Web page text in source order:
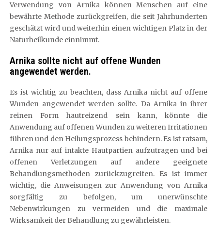
Verwendung von Arnika können Menschen auf eine
bewährte Methode zurückgreifen, die seit Jahrhunderten
geschätzt wird und weiterhin einen wichtigen Platz in der
Naturheilkunde einnimmt.
Arnika sollte nicht auf offene Wunden
angewendet werden.
Es ist wichtig zu beachten, dass Arnika nicht auf offene
Wunden angewendet werden sollte. Da Arnika in ihrer
reinen Form hautreizend sein kann, könnte die
Anwendung auf offenen Wunden zu weiteren Irritationen
führen und den Heilungsprozess behindern. Es ist ratsam,
Arnika nur auf intakte Hautpartien aufzutragen und bei
offenen Verletzungen auf andere geeignete
Behandlungsmethoden zurückzugreifen. Es ist immer
wichtig, die Anweisungen zur Anwendung von Arnika
sorgfältig zu befolgen, um unerwünschte
Nebenwirkungen zu vermeiden und die maximale
Wirksamkeit der Behandlung zu gewährleisten.